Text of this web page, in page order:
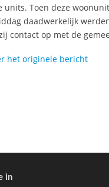
units. Toen deze
daadwerkelijk
contact op met de
het originele bericht
in